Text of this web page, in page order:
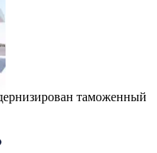
таможенный